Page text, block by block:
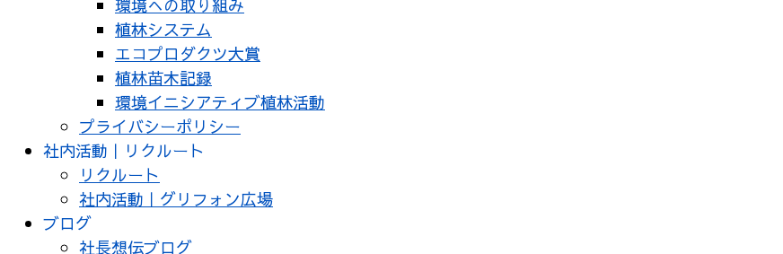
環境への取り組み
植林システム
エコプロダクツ大賞
植林苗木記録
環境イニシアティブ植林活動
プライバシーポリシー
社内活動｜リクルート
リクルート
社内活動｜グリフォン広場
ブログ
社長想伝ブログ